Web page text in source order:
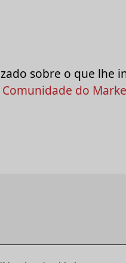
sobre o que lhe
do